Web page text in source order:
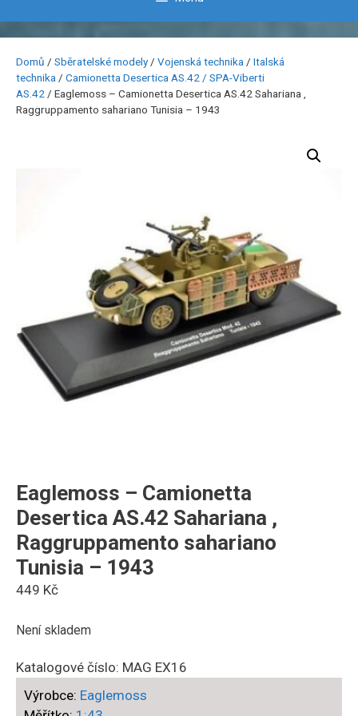
Domů / Sběratelské modely / Vojenská technika / Italská
technika / Camionetta Desertica AS.42 / SPA-Viberti
AS.42 / Eaglemoss – Camionetta Desertica AS.42 Sahariana ,
Raggruppamento sahariano Tunisia – 1943
Eaglemoss – Camionetta
Desertica AS.42 Sahariana ,
Raggruppamento sahariano
Tunisia – 1943
449 Kč
Není skladem
Katalogové číslo: MAG EX16
Výrobce: Eaglemoss